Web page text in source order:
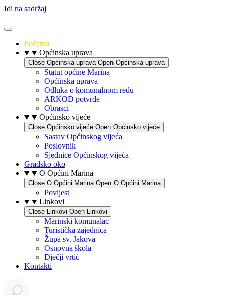
Idi na sadržaj
Početna
Općinska uprava
Close Općinska uprava Open Općinska uprava
Statut općine Marina
Općinska uprava
Odluka o komunalnom redu
ARKOD potvrde
Obrasci
Općinsko vijeće
Close Općinsko vijeće Open Općinsko vijeće
Sastav Općinskog vijeća
Poslovnik
Sjednice Općinskog vijeća
Gradsko oko
O Općini Marina
Close O Općini Marina Open O Općini Marina
Povijest
Linkovi
Close Linkovi Open Linkovi
Marinski komunalac
Turistička zajednica
Župa sv. Jakova
Osnovna škola
Dječji vrtić
Kontakti